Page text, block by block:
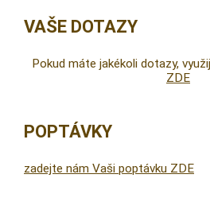
VAŠE DOTAZY
Pokud máte jakékoli dotazy,
ZDE
POPTÁVKY
zadejte nám Vaši poptávku ZDE